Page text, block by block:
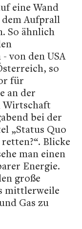
eine Wand
Aufprall
So ähnlich
von den USA
so
für
an der
Wirtschaft
bei der
„Status Quo
Blicke
man einen
Energie.
große
mittlerweile
Gas zu